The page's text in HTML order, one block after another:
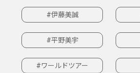
#伊藤美誠
#平野美宇
#ワールドツアー